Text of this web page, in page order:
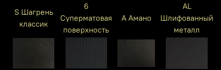
S Шагрень
классик
6
Суперматовая
поверхность
A Амано
AL
Шлифованный
металл